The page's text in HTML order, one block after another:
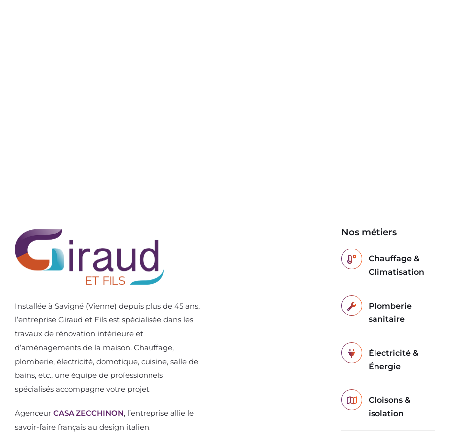
Installée à Savigné (Vienne) depuis plus de 45 ans,
l’entreprise Giraud et Fils est spécialisée dans les
travaux de rénovation intérieure et
d’aménagements de la maison. Chauffage,
plomberie, électricité, domotique, cuisine, salle de
bains, etc., une équipe de professionnels
spécialisés accompagne votre projet.
Agenceur CASA ZECCHINON, l’entreprise allie le
savoir-faire français au design italien.
Nos métiers
Chauffage &
Climatisation
Plomberie
sanitaire
Électricité &
Énergie
Cloisons &
isolation